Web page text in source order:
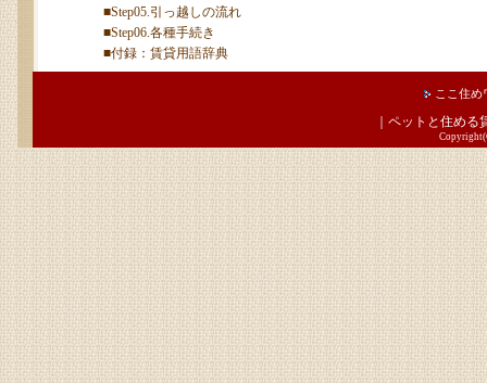
■Step05.引っ越しの流れ
■Step06.各種手続き
■付録：賃貸用語辞典
ここ住め
ペットと住める